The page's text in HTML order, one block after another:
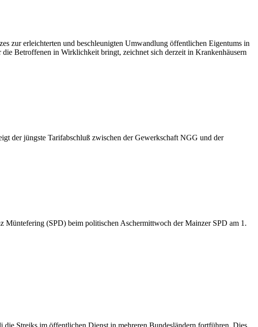
zur erleichterten und beschleunigten Umwandlung öffentlichen Eigentums in
Betroffenen in Wirklichkeit bringt, zeichnet sich derzeit in Krankenhäusern
der jüngste Tarifabschluß zwischen der Gewerkschaft NGG und der
(SPD) beim politischen Aschermittwoch der Mainzer SPD am 1.
Streiks im öffentlichen Dienst in mehreren Bundesländern fortführen. Dies